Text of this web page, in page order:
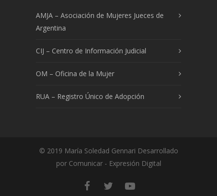
AMJA – Asociación de Mujeres Jueces de
Argentina
CIJ – Centro de Información Judicial
OM – Oficina de la Mujer
RUA – Registro Único de Adopción
© 2019 María Soledad Gennari Desarrollado
por Comunicar - Expresión Digital